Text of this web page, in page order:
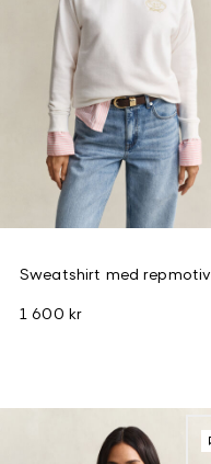
Sweatshirt med repmotiv
1 600 kr